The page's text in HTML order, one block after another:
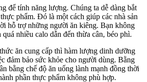
để tính năng lượng. Chúng ta dễ dàng bắt
phẩm. Đó là một cách giúp các nhà sản
hỗ trợ những người ăn kiêng. Bạn không
nhiều calo dẫn đến thừa cân, béo phì.
ăn cung cấp thì hàm lượng dinh dưỡng
đảm bảo sức khỏe cho người dùng. Bằng
bằng chế độ ăn uống lành mạnh đồng thời
phần thực phẩm không phù hợp.